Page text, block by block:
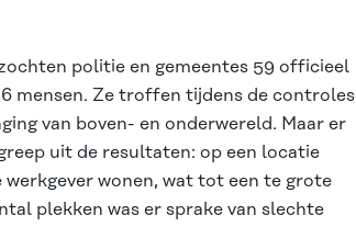
politie en gemeentes 59 officieel
mensen. Ze troffen tijdens de controles
van boven- en onderwereld. Maar er
uit de resultaten: op een locatie
wonen, wat tot een te grote
plekken was er sprake van slechte